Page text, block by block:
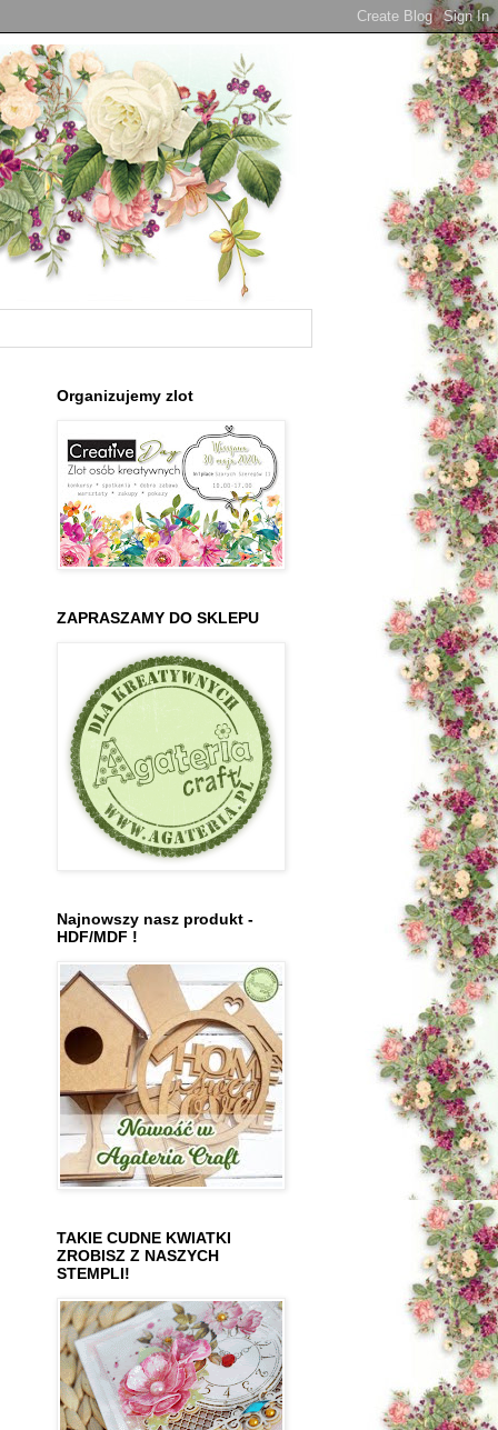
Organizujemy zlot
ZAPRASZAMY DO SKLEPU
Najnowszy nasz produkt -
HDF/MDF !
TAKIE CUDNE KWIATKI
ZROBISZ Z NASZYCH
STEMPLI!